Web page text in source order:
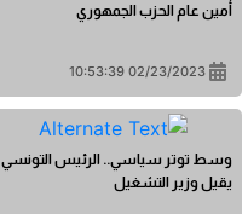
أمين عام الحزب الجمهوري
02/23/2023 10:53:39
وسط توتر سياسي.. الرئيس التونسي
يقيل وزير التشغيل